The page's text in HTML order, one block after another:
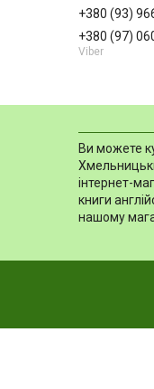
+380 (93)
+380 (97)
Viber
Ви можете
інтернет-
книги
нашому